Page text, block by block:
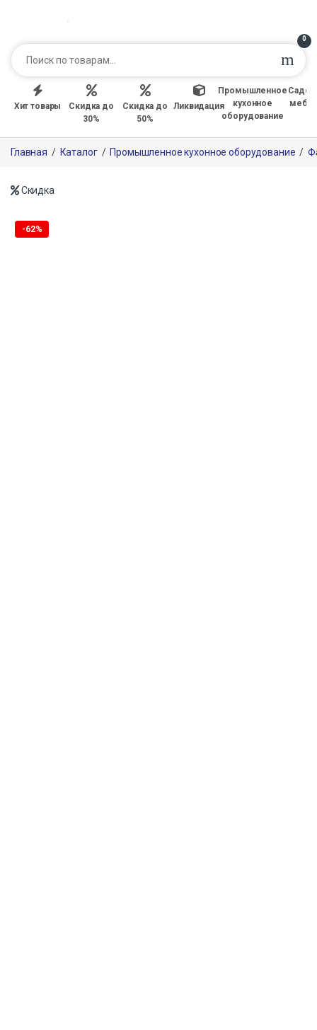
0
Хит товары
Скидка до
30%
Скидка до
50%
Ликвидация
Промышленное
кухонное
оборудование
Главная / Каталог / Промышленное кухонное оборудование /
Скидка
-62%